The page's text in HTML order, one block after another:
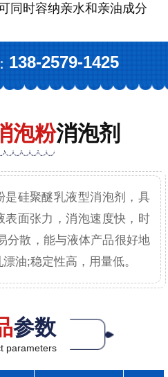
同时容纳亲水和亲油成分
138-2579-1425
泡粉消泡剂
是硅聚醚乳液型消泡剂，具
表面张力，消泡速度快，时
分散，能与液体产品很好地
油;稳定性高，用量低。
参数
parameters